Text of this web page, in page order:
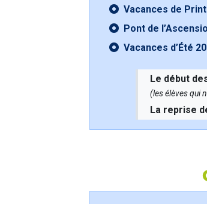
Vacances de
Pont de
Vacances d’Été
Le début
(les élèves qui
La reprise